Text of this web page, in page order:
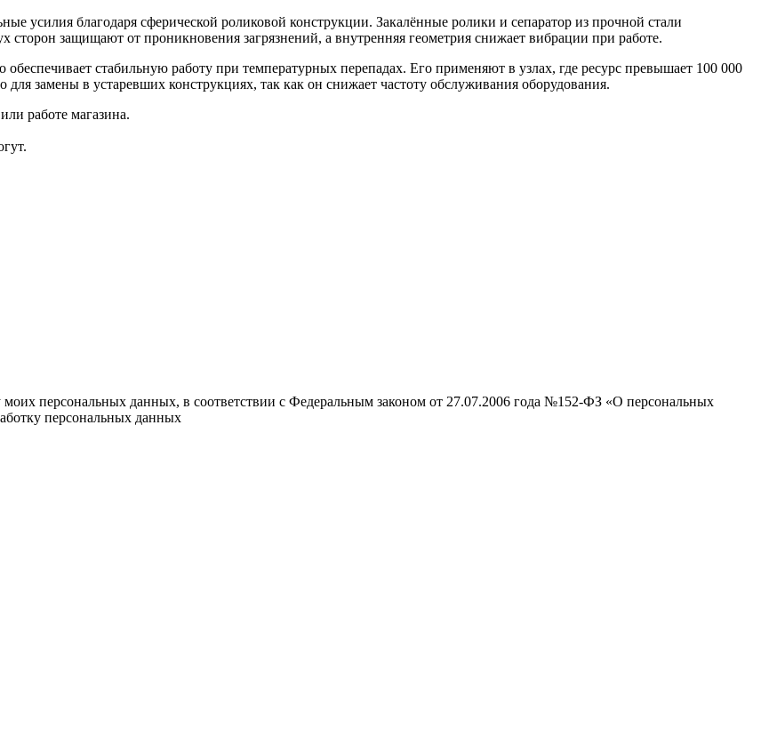
усилия благодаря сферической роликовой конструкции. Закалённые ролики и сепаратор из прочной стали
сторон защищают от проникновения загрязнений, а внутренняя геометрия снижает вибрации при работе.
стабильную работу при температурных перепадах. Его применяют в узлах, где ресурс превышает 100 000
замены в устаревших конструкциях, так как он снижает частоту обслуживания оборудования.
работе магазина.
персональных данных, в соответствии с Федеральным законом от 27.07.2006 года №152-ФЗ «О персональных
персональных данных